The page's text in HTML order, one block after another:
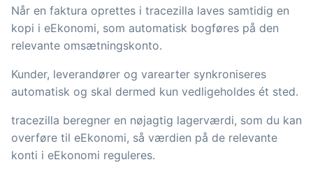
Automatisér de mange opgaver
forbundet med samhandel
Sporbarhed &
kvalitetsstyring
Få fuld digital sporbarhed og
automatiseret kvalitetsstyring
Certifikater og
økologiregnskab
Når en faktura oprettes i tracezilla laves samtidig en
kopi i eEkonomi, som automatisk bogføres på den
relevante omsætningskonto.
Kunder, leverandører og varearter synkroniseres
automatisk og skal dermed kun vedligeholdes ét sted.
tracezilla beregner en nøjagtig lagerværdi, som du kan
overføre til eEkonomi, så værdien på de relevante
konti i eEkonomi reguleres.